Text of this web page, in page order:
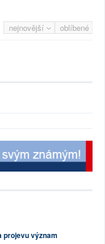
nejnovější oblíbené
projevu význam